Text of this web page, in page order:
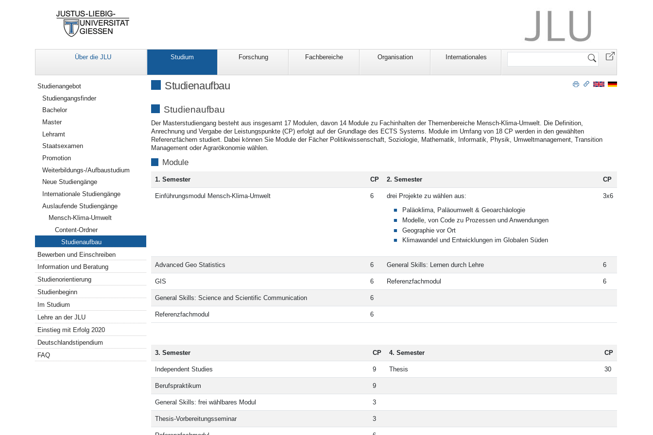
Über die JLU Studium Forschung Fachbereiche Organisation Internationales
Website
Studienaufbau
Studienaufbau
Der Masterstudiengang besteht aus insgesamt 17 Modulen, davon 14 Module zu Fachinhalten der Themenbereiche Mensch-Klima-Umwelt. Die Definition,
Anrechnung und Vergabe der Leistungspunkte (CP) erfolgt auf der Grundlage des ECTS Systems. Module im Umfang von 18 CP werden in den gewählten
Referenzfächern studiert. Dabei können Sie Module der Fächer Politikwissenschaft, Soziologie, Mathematik, Informatik, Physik, Umweltmanagement, Transition
Management oder Agrarökonomie wählen.
Module
1. Semester CP 2. Semester CP
Einführungsmodul Mensch-Klima-Umwelt 6
drei Projekte zu wählen aus:
Paläoklima, Paläoumwelt & Geoarchäologie
Modelle, von Code zu Prozessen und Anwendungen
Geographie vor Ort
Klimawandel und Entwicklungen im Globalen Süden
3x6
Advanced Geo Statistics 6 General Skills: Lernen durch Lehre 6
GIS 6 Referenzfachmodul 6
General Skills: Science and Scientific Communication 6
Referenzfachmodul 6
3. Semester CP 4. Semester CP
Independent Studies 9 Thesis 30
Berufspraktikum 9
General Skills: frei wählbares Modul 3
Thesis-Vorbereitungsseminar 3
Navigation
Studienangebot
Studiengangsfinder
Bachelor
Master
Lehramt
Staatsexamen
Promotion
Weiterbildungs-/Aufbaustudium
Neue Studiengänge
Internationale Studiengänge
Auslaufende Studiengänge
Mensch-Klima-Umwelt
Content-Ordner
Studienaufbau
Bewerben und Einschreiben
Information und Beratung
Studienorientierung
Studienbeginn
Im Studium
Lehre an der JLU
Einstieg mit Erfolg 2020
Deutschlandstipendium
FAQ